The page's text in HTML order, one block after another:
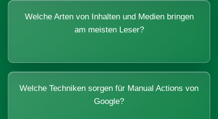
Welche Arten von Inhalten und Medien bringen
am meisten Leser?
Welche Techniken sorgen für Manual Actions von
Google?